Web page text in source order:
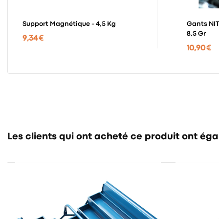
Support Magnétique - 4,5 Kg
9,34 €
Gants
8.5 Gr
10,90 €
Les clients qui ont acheté ce produit ont